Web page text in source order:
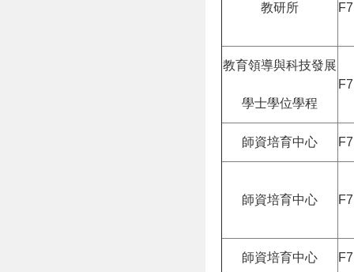
教研所
教育領導與科技發展
學士學位學程
師資培育中心
師資培育中心
師資培育中心